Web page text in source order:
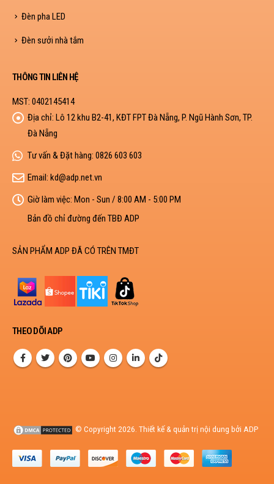
Đèn pha LED
Đèn sưởi nhà tắm
THÔNG TIN LIÊN HỆ
MST: 0402145414
Địa chỉ: Lô 12 khu B2-41, KĐT FPT Đà Nẵng, P. Ngũ Hành Sơn, TP.
Đà Nẵng
Tư vấn & Đặt hàng: 0826 603 603
Email: kd@adp.net.vn
Giờ làm việc: Mon - Sun / 8:00 AM - 5:00 PM
Bản đồ chỉ đường đến TBĐ ADP
SẢN PHẨM ADP ĐÃ CÓ TRÊN TMĐT
THEO DÕI ADP
© Copyright 2026. Thiết kế & quản trị nội dung bởi ADP